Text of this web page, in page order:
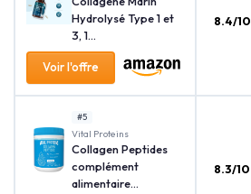
Hydrolysé Type 1 et
3, 1...
Voir l'offre
8.4/10
#5
‎Vital Proteins
Collagen Peptides
complément
alimentaire...
8.3/10